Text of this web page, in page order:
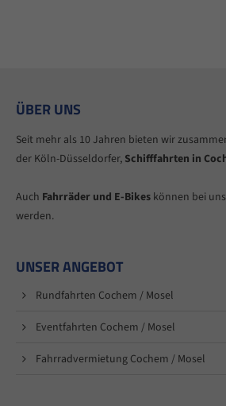
ÜBER UNS
Seit mehr als 10 Jahren bieten wir
der Köln-Düsseldorfer, Schifffahrten in
Auch Fahrräder und E-Bikes können bei
werden.
UNSER ANGEBOT
Rundfahrten Cochem / Mosel
Eventfahrten Cochem / Mosel
Fahrradvermietung Cochem / Mosel